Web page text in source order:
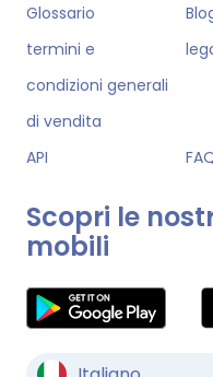
Glossario
termini e
condizioni generali
di vendita
API
Scopri le
mobili